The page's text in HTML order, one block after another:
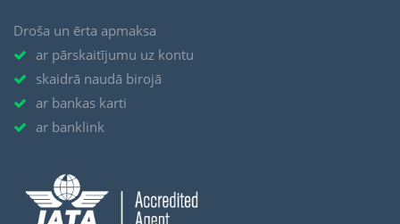
Droša un ērta apmaksa
ar pārskaitījumu uz kontu
skaidrā naudā birojā
ar bankas karti
ar banklink